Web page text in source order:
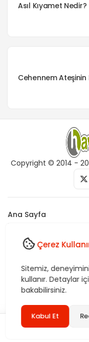
Asıl Kıyamet Nedir?
Cehennem
Copyright © 2014 -
Ana Sayfa
Künye
Rüya yorumları,
Sitemiz bünyesindeki
kanun ve
Çerez
Sitemiz,
kullanır. Detaylar
bakabilirsiniz.
Kabul Et